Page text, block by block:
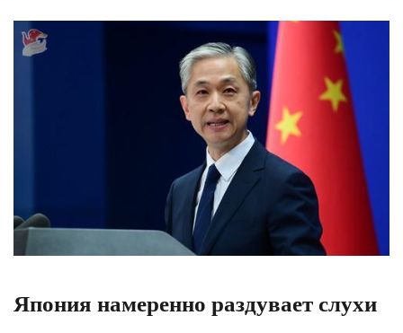
Япония намеренно раздувает слухи